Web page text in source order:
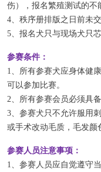
伤），报名繁殖测试的不
4、秩序册排版之日前未
5、报名犬只与现场犬只
参赛条件：
1、所有参赛犬应身体健
可以参加比赛。
2、所有参赛会员必须具
3、参赛犬只不允许服用
或手术改动毛质，毛发颜
参赛人员注意事项：
1、参赛人员应自觉遵守